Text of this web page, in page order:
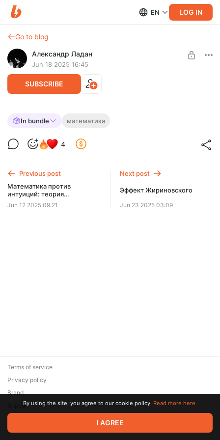
EN LOG IN
Go to blog
Александр Ладан
Jun 18 2025 16:45
SUBSCRIBE
Греческая математика: теорема
корень из 2.
In bundle математика
4
Previous post
Математика против
интуиций: теория
вероятностей и теория игр
Jun 12 2025 09:21
Next post
Эффект Жириновского
Jun 23 2025 03:09
© 2026 Zaya Solutions Limited. All rights reserved. All trademarks
are the property of their respective owners.
Terms of service
Privacy policy
Brand
SupportBy using the site, you agree to our cookie policy. Read more here.
I AGREE